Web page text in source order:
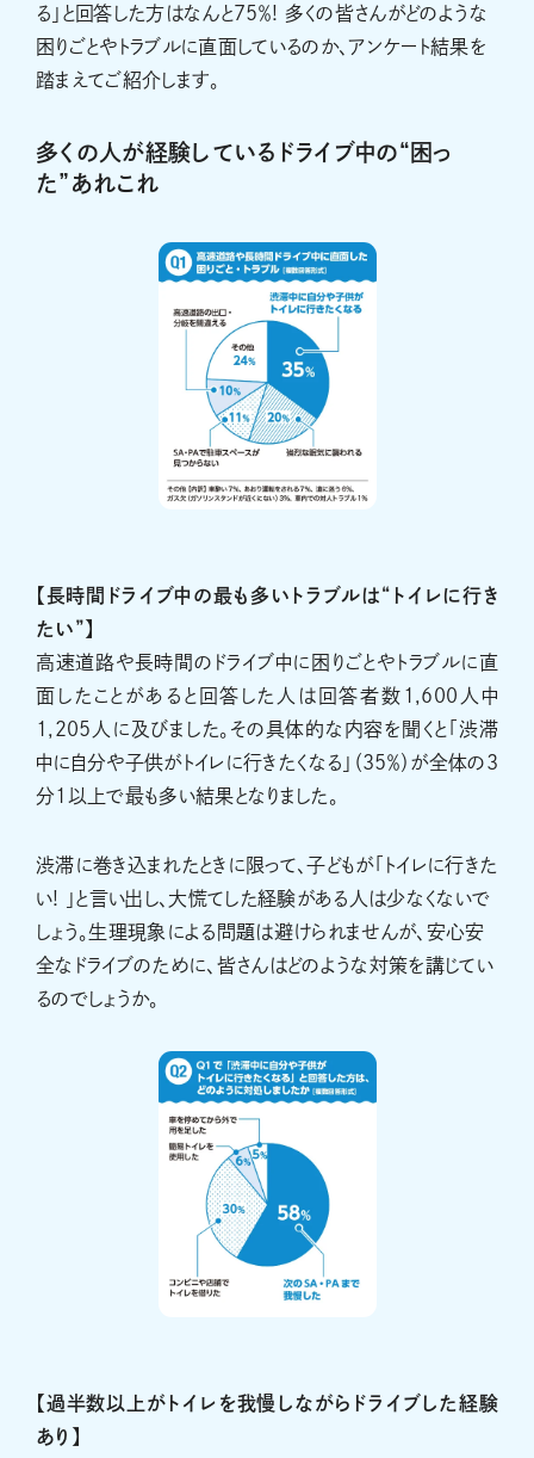
る」と回答した方はなんと75％! 多くの皆さんがどのような
困りごとやトラブルに直面しているのか、アンケート結果を
踏まえてご紹介します。
多くの人が経験しているドライブ中の“困っ
た”あれこれ
【長時間ドライブ中の最も多いトラブルは“トイレに行き
たい”】
高速道路や長時間のドライブ中に困りごとやトラブルに直
面したことがあると回答した人は回答者数1,600人中
1,205人に及びました。その具体的な内容を聞くと「渋滞
中に自分や子供がトイレに行きたくなる」（35％）が全体の3
分1以上で最も多い結果となりました。
渋滞に巻き込まれたときに限って、子どもが「トイレに行きた
い! 」と言い出し、大慌てした経験がある人は少なくないで
しょう。生理現象による問題は避けられませんが、安心安
全なドライブのために、皆さんはどのような対策を講じてい
るのでしょうか。
【過半数以上がトイレを我慢しながらドライブした経験
あり】